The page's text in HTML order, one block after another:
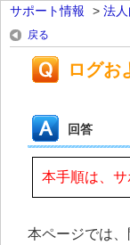
サポート情報 > 法
戻る
ログお
回答
本手順は、
本ページでは